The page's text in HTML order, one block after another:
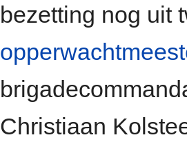
bezetting nog uit
Christiaan